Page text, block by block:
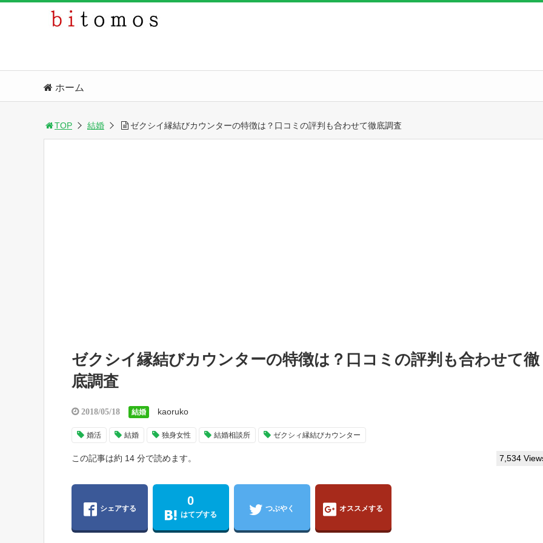
ホーム
TOP 結婚 ゼクシイ縁結びカウンターの特徴は？口コミの評判も合わせて徹底調査
ゼクシイ縁結びカウンターの特徴は？口コミの評判も合わせて徹
底調査
2018/05/18 結婚 kaoruko
婚活 結婚 独身女性 結婚相談所 ゼクシィ縁結びカウンター
この記事は約 14 分で読めます。 7,534
シェアする
0
はてブする
つぶやく オススメする